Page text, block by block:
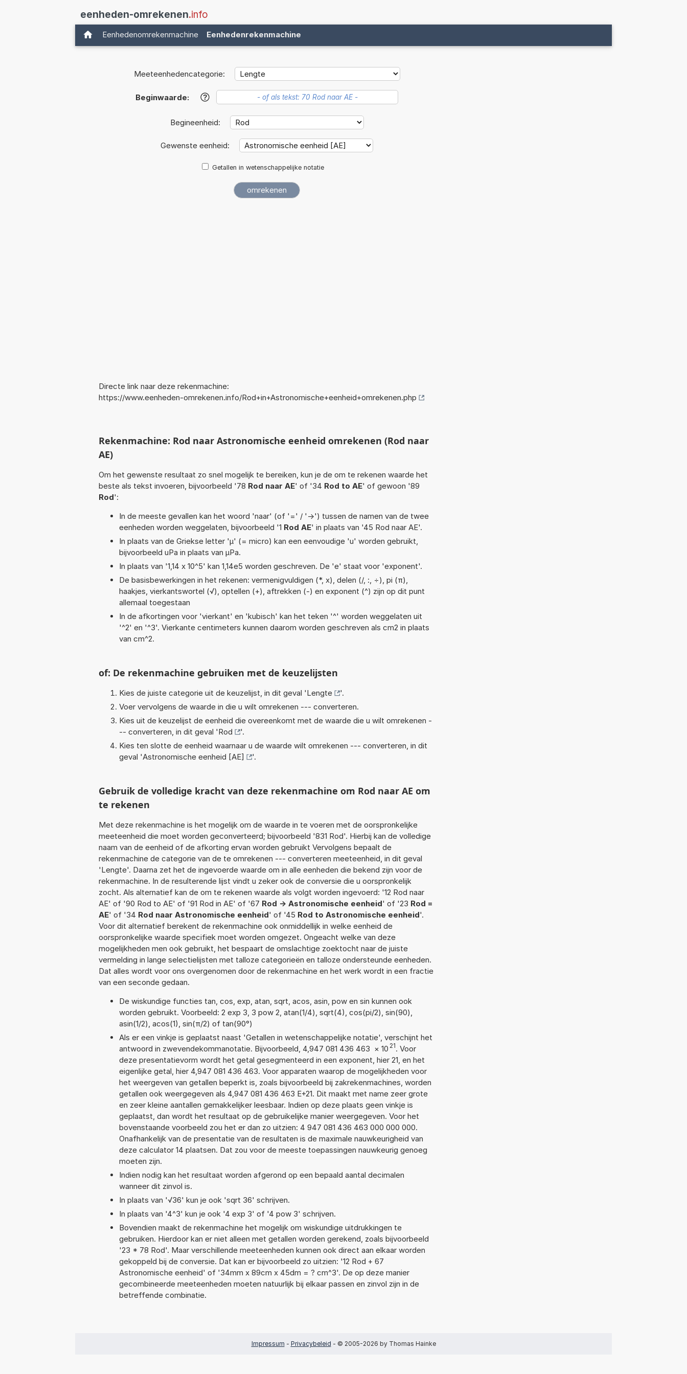
eenheden-omrekenen.info
Eenhedenomrekenmachine Eenhedenrekenmachine
Meeteenhedencategorie:
Beginwaarde: ?
Begineenheid:
Gewenste eenheid:
Getallen in wetenschappelijke notatie
Directe link naar deze rekenmachine:
https://www.eenheden-omrekenen.info/Rod+in+Astronomische+eenheid+omrekenen.php
Rekenmachine: Rod naar Astronomische eenheid omrekenen (Rod naar
AE)
Om het gewenste resultaat zo snel mogelijk te bereiken, kun je de om te rekenen waarde het
beste als tekst invoeren, bijvoorbeeld '78 Rod naar AE' of '34 Rod to AE' of gewoon '89
Rod':
In de meeste gevallen kan het woord 'naar' (of '=' / '->') tussen de namen van de twee
eenheden worden weggelaten, bijvoorbeeld '1 Rod AE' in plaats van '45 Rod naar AE'.
In plaats van de Griekse letter 'µ' (= micro) kan een eenvoudige 'u' worden gebruikt,
bijvoorbeeld uPa in plaats van µPa.
In plaats van '1,14 x 10^5' kan 1,14e5 worden geschreven. De 'e' staat voor 'exponent'.
De basisbewerkingen in het rekenen: vermenigvuldigen (*, x), delen (/, :, ÷), pi (π),
haakjes, vierkantswortel (√), optellen (+), aftrekken (-) en exponent (^) zijn op dit punt
allemaal toegestaan
In de afkortingen voor 'vierkant' en 'kubisch' kan het teken '^' worden weggelaten uit
'^2' en '^3'. Vierkante centimeters kunnen daarom worden geschreven als cm2 in plaats
van cm^2.
of: De rekenmachine gebruiken met de keuzelijsten
Kies de juiste categorie uit de keuzelijst, in dit geval 'Lengte
'.
Voer vervolgens de waarde in die u wilt omrekenen --- converteren.
Kies uit de keuzelijst de eenheid die overeenkomt met de waarde die u wilt omrekenen -
-- converteren, in dit geval 'Rod
'.
Kies ten slotte de eenheid waarnaar u de waarde wilt omrekenen --- converteren, in dit
geval 'Astronomische eenheid [AE] '.
Gebruik de volledige kracht van deze rekenmachine om Rod naar AE om
te rekenen
Met deze rekenmachine is het mogelijk om de waarde in te voeren met de oorspronkelijke
meeteenheid die moet worden geconverteerd; bijvoorbeeld '831 Rod'. Hierbij kan de volledige
naam van de eenheid of de afkorting ervan worden gebruikt Vervolgens bepaalt de
rekenmachine de categorie van de te omrekenen --- converteren meeteenheid, in dit geval
'Lengte'. Daarna zet het de ingevoerde waarde om in alle eenheden die bekend zijn voor de
rekenmachine. In de resulterende lijst vindt u zeker ook de conversie die u oorspronkelijk
zocht. Als alternatief kan de om te rekenen waarde als volgt worden ingevoerd: '12 Rod naar
AE' of '90 Rod to AE' of '91 Rod in AE' of '67 Rod -> Astronomische eenheid' of '23 Rod =
AE' of '34 Rod naar Astronomische eenheid' of '45 Rod to Astronomische eenheid'.
Voor dit alternatief berekent de rekenmachine ook onmiddellijk in welke eenheid de
oorspronkelijke waarde specifiek moet worden omgezet. Ongeacht welke van deze
mogelijkheden men ook gebruikt, het bespaart de omslachtige zoektocht naar de juiste
vermelding in lange selectielijsten met talloze categorieën en talloze ondersteunde eenheden.
Dat alles wordt voor ons overgenomen door de rekenmachine en het werk wordt in een fractie
van een seconde gedaan.
De wiskundige functies tan, cos, exp, atan, sqrt, acos, asin, pow en sin kunnen ook
worden gebruikt. Voorbeeld: 2 exp 3, 3 pow 2, atan(1/4), sqrt(4), cos(pi/2), sin(90),
asin(1/2), acos(1), sin(π/2) of tan(90°)
Als er een vinkje is geplaatst naast 'Getallen in wetenschappelijke notatie', verschijnt het
antwoord in zwevendekommanotatie. Bijvoorbeeld, 4,947 081 436 463 × 10 21. Voor
deze presentatievorm wordt het getal gesegmenteerd in een exponent, hier 21, en het
eigenlijke getal, hier 4,947 081 436 463. Voor apparaten waarop de mogelijkheden voor
het weergeven van getallen beperkt is, zoals bijvoorbeeld bij zakrekenmachines, worden
getallen ook weergegeven als 4,947 081 436 463 E+21. Dit maakt met name zeer grote
en zeer kleine aantallen gemakkelijker leesbaar. Indien op deze plaats geen vinkje is
geplaatst, dan wordt het resultaat op de gebruikelijke manier weergegeven. Voor het
bovenstaande voorbeeld zou het er dan zo uitzien: 4 947 081 436 463 000 000 000.
Onafhankelijk van de presentatie van de resultaten is de maximale nauwkeurigheid van
deze calculator 14 plaatsen. Dat zou voor de meeste toepassingen nauwkeurig genoeg
moeten zijn.
Indien nodig kan het resultaat worden afgerond op een bepaald aantal decimalen
wanneer dit zinvol is.
In plaats van '√36' kun je ook 'sqrt 36' schrijven.
In plaats van '4^3' kun je ook '4 exp 3' of '4 pow 3' schrijven.
Bovendien maakt de rekenmachine het mogelijk om wiskundige uitdrukkingen te
gebruiken. Hierdoor kan er niet alleen met getallen worden gerekend, zoals bijvoorbeeld
'23 * 78 Rod'. Maar verschillende meeteenheden kunnen ook direct aan elkaar worden
gekoppeld bij de conversie. Dat kan er bijvoorbeeld zo uitzien: '12 Rod + 67
Astronomische eenheid' of '34mm x 89cm x 45dm = ? cm^3'. De op deze manier
gecombineerde meeteenheden moeten natuurlijk bij elkaar passen en zinvol zijn in de
betreffende combinatie.
Impressum - Privacybeleid - © 2005-2026 by Thomas Hainke